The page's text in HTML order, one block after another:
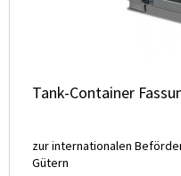
Tank-Container
zur internationalen
Gütern